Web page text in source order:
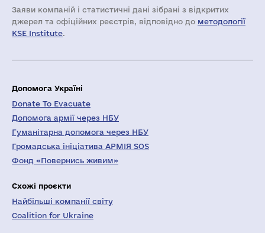
Заяви компаній i статистичні дані зібрані з відкритих
джерел та офіційних реєстрів, відповідно до методології
KSE Institute.
Допомога Україні
Donate To Evacuate
Допомога армії через НБУ
Гуманітарна допомога через НБУ
Громадська ініціатива АРМІЯ SOS
Фонд «Повернись живим»
Схожі проєкти
Найбільші компанії світу
Coalition for Ukraine